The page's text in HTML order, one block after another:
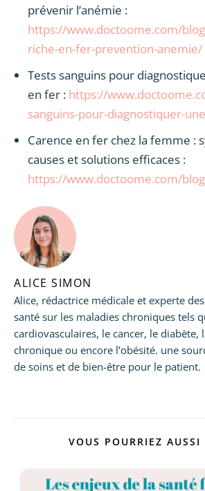
prévenir l’anémie :
https://www.doctoome.com/
riche-en-fer-prevention-anemie/
Tests sanguins pour
en fer : https://
sanguins-pour-diagnostiquer-
Carence en fer chez la femme :
causes et solutions efficaces :
https://www.doctoome.com/
ALICE SIMON
Alice, rédactrice médicale et experte
santé sur les maladies chroniques tels
cardiovasculaires, le cancer, le diabète,
chronique ou encore l’obésité. une
de soins et de bien-être pour le patient.
VOUS POURRIEZ AUSSI